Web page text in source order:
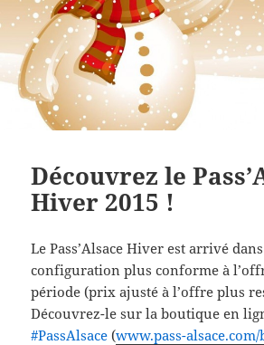
Découvrez le
Hiver 2015 !
Le Pass’Alsace Hiver est arrivé
configuration plus conforme à
période (prix ajusté à l’offre plus
Découvrez-le sur la boutique en
‪#‎PassAlsace‬ (www.pass-